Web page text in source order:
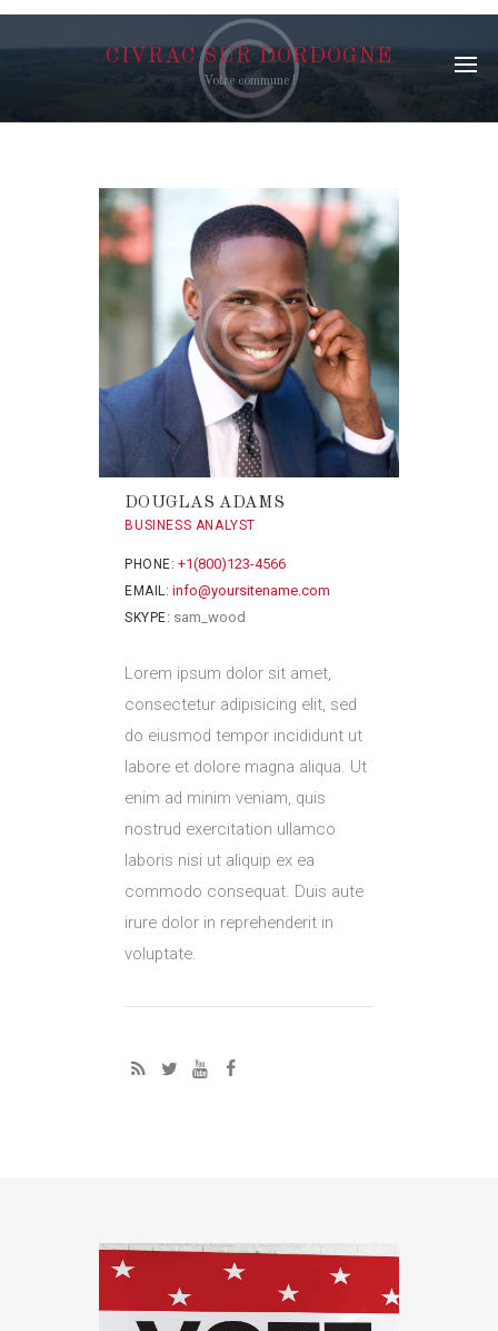
CIVRAC SUR DORDOGNE
Votre commune !
DOUGLAS ADAMS
BUSINESS ANALYST
PHONE: +1(800)123-4566
EMAIL: info@yoursitename.com
SKYPE: sam_wood
Lorem ipsum dolor sit amet,
consectetur adipisicing elit, sed
do eiusmod tempor incididunt ut
labore et dolore magna aliqua. Ut
enim ad minim veniam, quis
nostrud exercitation ullamco
laboris nisi ut aliquip ex ea
commodo consequat. Duis aute
irure dolor in reprehenderit in
voluptate.